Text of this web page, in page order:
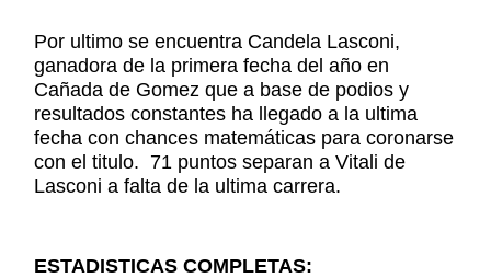
Por ultimo se encuentra Candela Lasconi,
ganadora de la primera fecha del año en
Cañada de Gomez que a base de podios y
resultados constantes ha llegado a la ultima
fecha con chances matemáticas para coronarse
con el titulo. 71 puntos separan a Vitali de
Lasconi a falta de la ultima carrera.
ESTADISTICAS COMPLETAS: